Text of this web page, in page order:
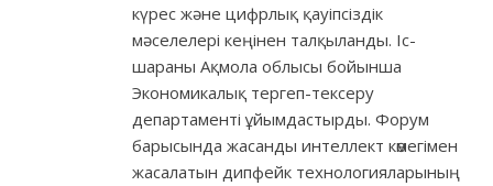
күрес және цифрлық қауіпсіздік
мәселелері кеңінен талқыланды. Іс-
шараны Ақмола облысы бойынша
Экономикалық тергеп-тексеру
департаменті ұйымдастырды. Форум
барысында жасанды интеллект көмегімен
жасалатын дипфейк технологияларының